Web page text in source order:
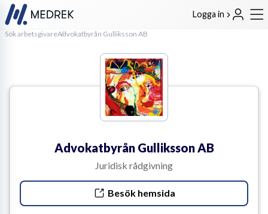
Logga in
Sök arbetsgivareAdvokatbyrån Gulliksson AB
Advokatbyrån Gulliksson AB
Juridisk rådgivning
Besök hemsida